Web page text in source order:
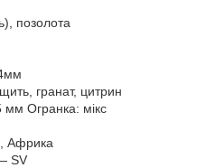
позолота
гранат, цитрин
мм Огранка: мікс
Африка
SV